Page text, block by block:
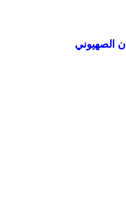
الصهيوني